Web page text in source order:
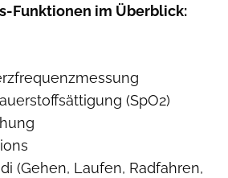
Funktionen im Überblick:
(SpO2)
(Gehen, Laufen, Radfahren,